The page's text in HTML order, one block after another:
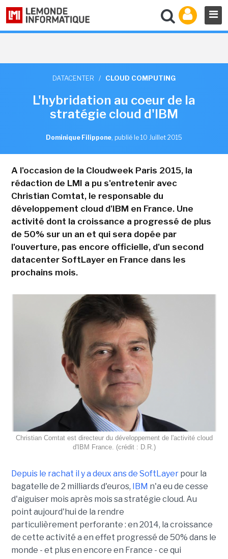
DATACENTER / CLOUD COMPUTING
L'hybridation au coeur de la
stratégie cloud d'IBM
Dominique Filippone, publié le 10 Juillet 2015
A l'occasion de la Cloudweek Paris 2015, la
rédaction de LMI a pu s'entretenir avec
Christian Comtat, le responsable du
développement cloud d'IBM en France. Une
activité dont la croissance a progressé de plus
de 50% sur un an et qui sera dopée par
l'ouverture, pas encore officielle, d'un second
datacenter SoftLayer en France dans les
prochains mois.
Christian Comtat est directeur du développement de l'activité cloud
d'IBM France. (crédit : D.R.)
Depuis le rachat il y a deux ans de SoftLayerpour la
bagatelle de 2 milliards d'euros,
IBM n'a eu de cesse
d'aiguiser mois après mois sa stratégie cloud. Au
point aujourd'hui de la rendre
particulièrement perforante : en 2014, la croissance
de cette activité a en effet progressé de 50% dans le
monde - et plus en encore en France - ce qui